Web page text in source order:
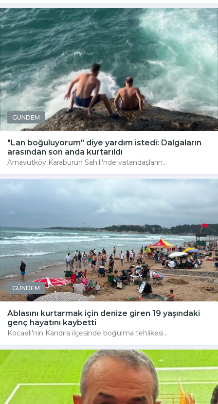
GÜNDEM
"Lan boğuluyorum" diye yardım istedi: Dalgaların
arasından son anda kurtarıldı
Arnavutköy Karaburun Sahili'nde vatandaşların...
GÜNDEM
Ablasını kurtarmak için denize giren 19 yaşındaki
genç hayatını kaybetti
Kocaeli'nin Kandıra ilçesinde boğulma tehlikesi...